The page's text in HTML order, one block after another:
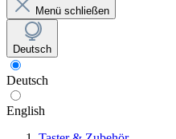
Menü schließen
Deutsch
Deutsch
English